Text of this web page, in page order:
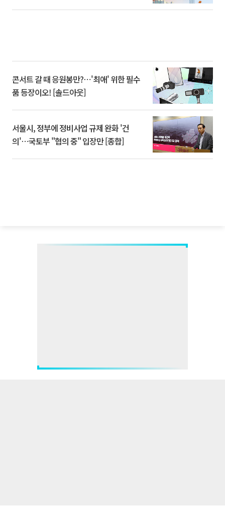
콘서트 갈 때 응원봉만?⋯'최애' 위한 필수
품 등장이오! [솔드아웃]
서울시, 정부에 정비사업 규제 완화 '건
의'⋯국토부 "협의 중" 입장만 [종합]